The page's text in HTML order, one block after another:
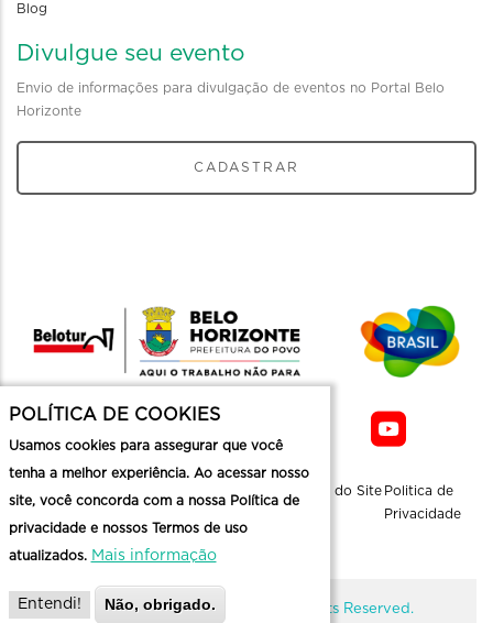
Blog
Divulgue seu evento
Envio de informações para divulgação de eventos no Portal Belo
Horizonte
CADASTRAR
Mapa do Site Politica de
Privacidade
@ Copyright Belotur 2026. All Rights Reserved.
POLÍTICA DE COOKIES
Usamos cookies para assegurar que você
tenha a melhor experiência. Ao acessar nosso
site, você concorda com a nossa Política de
privacidade e nossos Termos de uso
atualizados. Mais informação
Entendi! Não, obrigado.